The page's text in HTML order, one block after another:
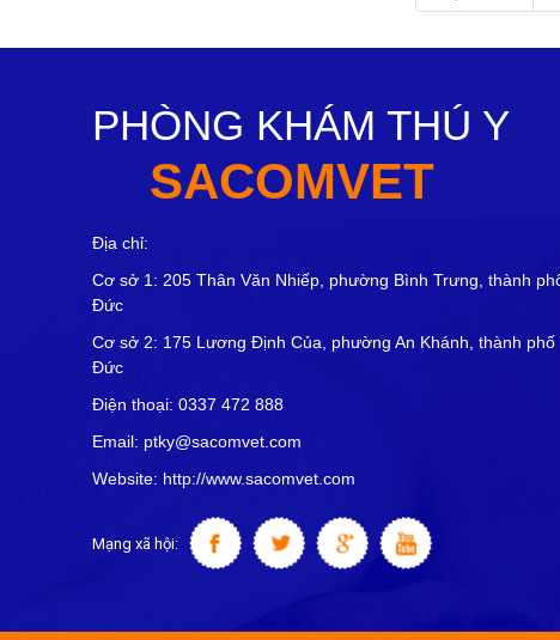
PHÒNG KHÁM THÚ Y
SACOMVET
Địa chỉ:
Cơ sở 1: 205 Thân Văn Nhiếp, phường Bình Trưng, thành
Đức
Cơ sở 2: 175 Lương Định Của, phường An Khánh, thành phố
Đức
Điện thoại: 0337 472 888
Email: ptky@sacomvet.com
Website: http://www.sacomvet.com
Mạng xã hội: